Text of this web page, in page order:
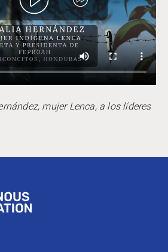
mujer Lenca, a los líderes